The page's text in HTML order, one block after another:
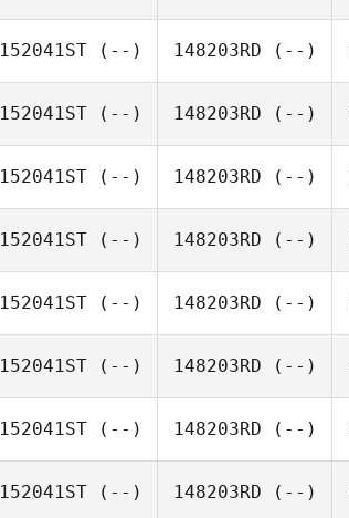
152041ST(--) 148203RD (--)
152041ST(--) 148203RD (--)
152041ST(--) 148203RD (--)
152041ST(--) 148203RD (--)
152041ST(--) 148203RD (--)
152041ST(--) 148203RD (--)
152041ST(--) 148203RD (--)
152041ST(--) 148203RD (--)